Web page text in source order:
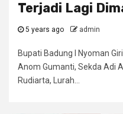
Terjadi Lagi
5 years ago admin
Bupati Badung I Nyoman
Anom Gumanti, Sekda Adi
Rudiarta, Lurah...